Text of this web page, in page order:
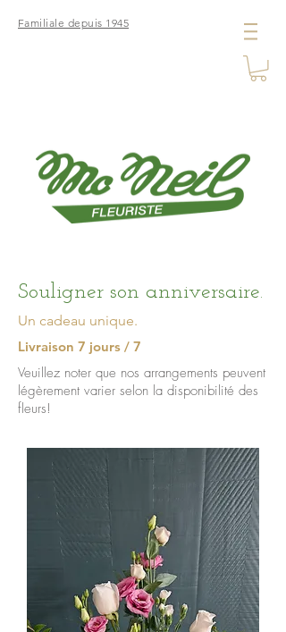
Familiale depuis 1945
Souligner son anniversaire.
Un cadeau unique.
Livraison 7 jours / 7
Veuillez noter que nos arrangements peuvent
légèrement varier selon la disponibilité des
fleurs!